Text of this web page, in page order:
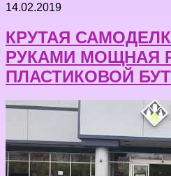
14.02.2019
КРУТАЯ
РУКАМИ МОЩНАЯ
ПЛАСТИКОВОЙ